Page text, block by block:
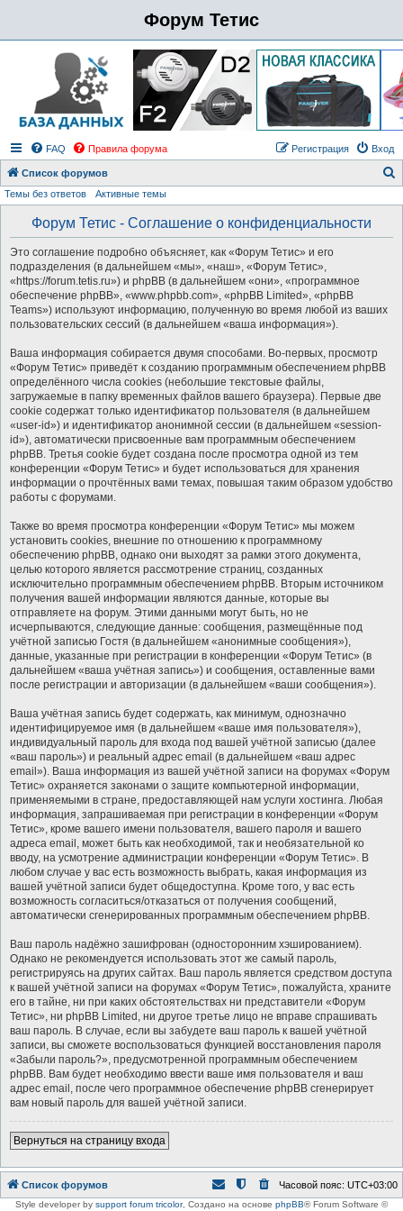
Форум Тетис
FAQ Правила форума Вход
Регистрация
Список форумов
Темы без ответов Активные темы
Форум Тетис - Соглашение о конфиденциальности
Это соглашение подробно объясняет, как «Форум Тетис» и его
подразделения (в дальнейшем «мы», «наш», «Форум Тетис»,
«https://forum.tetis.ru») и phpBB (в дальнейшем «они», «программное
обеспечение phpBB», «www.phpbb.com», «phpBB Limited», «phpBB
Teams») используют информацию, полученную во время любой из ваших
пользовательских сессий (в дальнейшем «ваша информация»).
Ваша информация собирается двумя способами. Во-первых, просмотр
«Форум Тетис» приведёт к созданию программным обеспечением phpBB
определённого числа cookies (небольшие текстовые файлы,
загружаемые в папку временных файлов вашего браузера). Первые две
cookie содержат только идентификатор пользователя (в дальнейшем
«user-id») и идентификатор анонимной сессии (в дальнейшем «session-
id»), автоматически присвоенные вам программным обеспечением
phpBB. Третья cookie будет создана после просмотра одной из тем
конференции «Форум Тетис» и будет использоваться для хранения
информации о прочтённых вами темах, повышая таким образом удобство
работы с форумами.
Также во время просмотра конференции «Форум Тетис» мы можем
установить cookies, внешние по отношению к программному
обеспечению phpBB, однако они выходят за рамки этого документа,
целью которого является рассмотрение страниц, созданных
исключительно программным обеспечением phpBB. Вторым источником
получения вашей информации являются данные, которые вы
отправляете на форум. Этими данными могут быть, но не
исчерпываются, следующие данные: сообщения, размещённые под
учётной записью Гостя (в дальнейшем «анонимные сообщения»),
данные, указанные при регистрации в конференции «Форум Тетис» (в
дальнейшем «ваша учётная запись») и сообщения, оставленные вами
после регистрации и авторизации (в дальнейшем «ваши сообщения»).
Ваша учётная запись будет содержать, как минимум, однозначно
идентифицируемое имя (в дальнейшем «ваше имя пользователя»),
индивидуальный пароль для входа под вашей учётной записью (далее
«ваш пароль») и реальный адрес email (в дальнейшем «ваш адрес
email»). Ваша информация из вашей учётной записи на форумах «Форум
Тетис» охраняется законами о защите компьютерной информации,
применяемыми в стране, предоставляющей нам услуги хостинга. Любая
информация, запрашиваемая при регистрации в конференции «Форум
Тетис», кроме вашего имени пользователя, вашего пароля и вашего
адреса email, может быть как необходимой, так и необязательной ко
вводу, на усмотрение администрации конференции «Форум Тетис». В
любом случае у вас есть возможность выбрать, какая информация из
вашей учётной записи будет общедоступна. Кроме того, у вас есть
возможность согласиться/отказаться от получения сообщений,
автоматически сгенерированных программным обеспечением phpBB.
Ваш пароль надёжно зашифрован (односторонним хэшированием).
Однако не рекомендуется использовать этот же самый пароль,
регистрируясь на других сайтах. Ваш пароль является средством доступа
к вашей учётной записи на форумах «Форум Тетис», пожалуйста, храните
его в тайне, ни при каких обстоятельствах ни представители «Форум
Тетис», ни phpBB Limited, ни другое третье лицо не вправе спрашивать
ваш пароль. В случае, если вы забудете ваш пароль к вашей учётной
записи, вы сможете воспользоваться функцией восстановления пароля
«Забыли пароль?», предусмотренной программным обеспечением
phpBB. Вам будет необходимо ввести ваше имя пользователя и ваш
адрес email, после чего программное обеспечение phpBB сгенерирует
вам новый пароль для вашей учётной записи.
Вернуться на страницу входа
Список форумов Часовой пояс: UTC+03:00
Style developer by support forum tricolor, Создано на основе phpBB® Forum Software ©